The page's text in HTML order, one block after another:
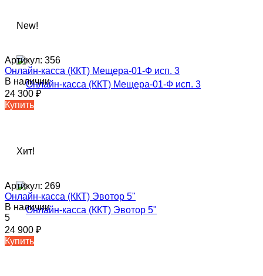
New!
Артикул: 356
Онлайн-касса (ККТ) Мещера-01-Ф исп. 3
В наличии
24 300 ₽
Купить
Хит!
Артикул: 269
Онлайн-касса (ККТ) Эвотор 5"
В наличии
5
24 900 ₽
Купить